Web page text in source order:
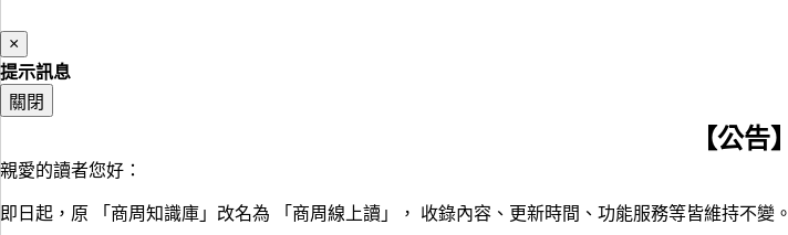
×
提示訊息
關閉
【公告】
親愛的讀者您好：
即日起，原 「商周知識庫」改名為 「商周線上讀」， 收錄內容、更新時間、功能服務等皆維持不變。